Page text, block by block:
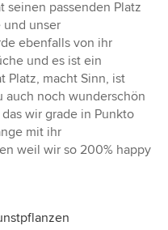
seinen passenden Platz
und unser
ebenfalls von ihr
und es ist ein
Platz, macht Sinn, ist
noch wunderschön
wir grade in Punkto
mit ihr
weil wir so 200% happy